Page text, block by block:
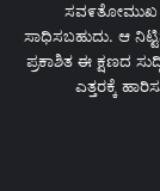
ಸವ೯ತೋಮುಖ
ಸಾಧಿಸಬಹುದು. ಆ
ಪ್ರಕಾಶಿತ ಈ ಕ್ಷಣದ
ಎತ್ತರಕ್ಕೆ